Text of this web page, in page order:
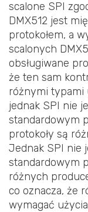
scalone SPI
DMX512 jest
protokołem, a
scalonych
obsługiwane
że ten sam
różnymi typami
jednak SPI nie
standardowym
protokoły są
Jednak SPI nie
standardowym
różnych
co oznacza, że
wymagać